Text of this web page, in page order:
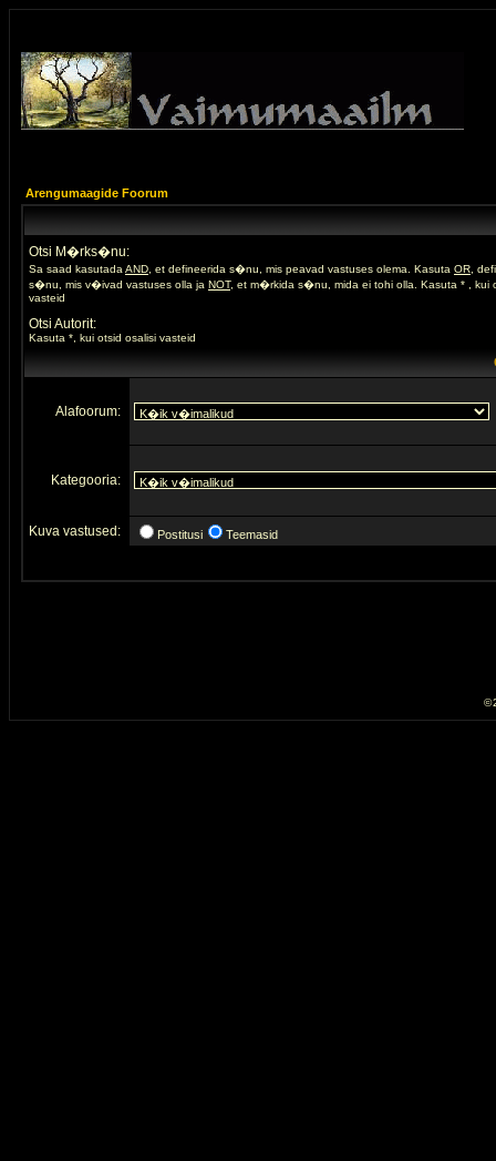
Arengumaagide Foorum
Otsi M�rks�nu:
Sa saad kasutada AND , et defineerida s�nu, mis peavad vastuses olema. Kasuta OR ,
s�nu, mis v�ivad vastuses olla ja NOT, et m�rkida s�nu, mida ei tohi olla. Kasuta * , kui
vasteid
Otsi Autorit:
Kasuta *, kui otsid osalisi vasteid
Alafoorum:
Kategooria:
Kuva vastused: Postitusi Teemasid
©